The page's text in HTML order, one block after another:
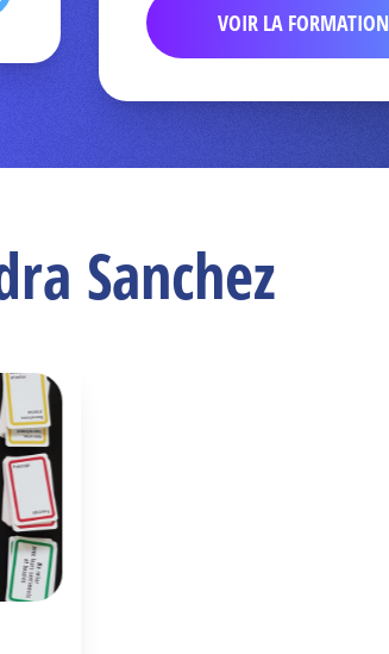
VOIR LA FORMATION
Sanchez